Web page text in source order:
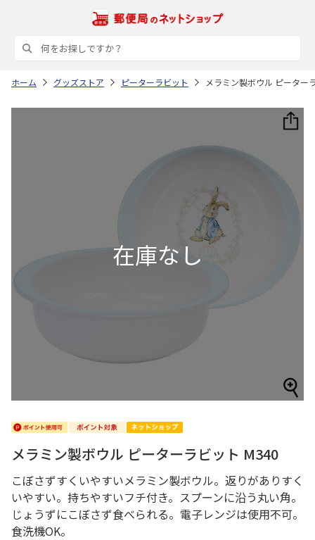
ホーム グッズストア ピーターラビット メラミン製ボウル ピーター
メラミン製ボウル ピーターラビット M340
こぼさずすくいやすいメラミン製ボウル。返りがありすく
いやすい。持ちやすいフチ付き。スプーンに沿う丸い角。
じょうずにこぼさず食べられる。電子レンジは使用不可。
食洗機OK。